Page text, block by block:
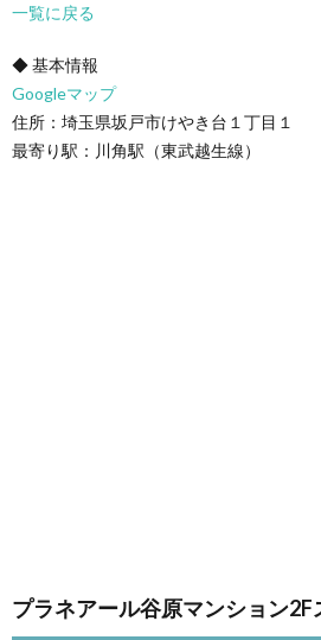
一覧に戻る
◆ 基本情報
Googleマップ
住所：埼玉県坂戸市けやき台１丁目１
最寄り駅：川角駅（東武越生線）
プラネアール谷原マンション2F